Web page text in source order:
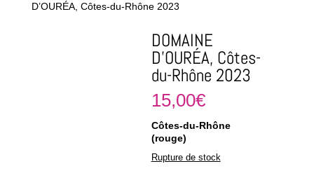
D’OURÉA, Côtes-du-Rhône 2023
DOMAINE
D’OURÉA, Côtes-
du-Rhône 2023
15,00€
Côtes-du-Rhône
(rouge)
Rupture de stock